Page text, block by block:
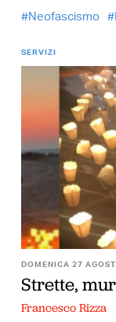
Neofascismo
SERVIZI
DOMENICA 27
Strette,
Francesco Rizza